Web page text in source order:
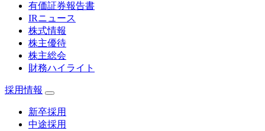
有価証券報告書
IRニュース
株式情報
株主優待
株主総会
財務ハイライト
採用情報
新卒採用
中途採用